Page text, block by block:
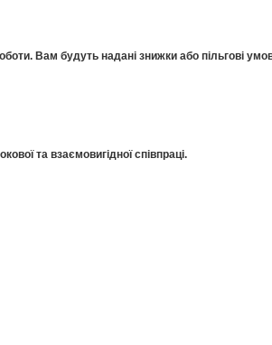
Вам будуть надані знижки або пільгові
та взаємовигідної співпраці.